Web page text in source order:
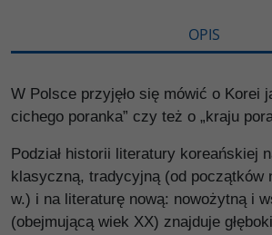
OPIS
W Polsce przyjęło się mówić o Korei
cichego poranka” czy też o „kraju
Podział historii literatury koreańskiej
klasyczną, tradycyjną (od początków
w.) i na literaturę nową: nowożytną i
(obejmującą wiek XX) znajduje